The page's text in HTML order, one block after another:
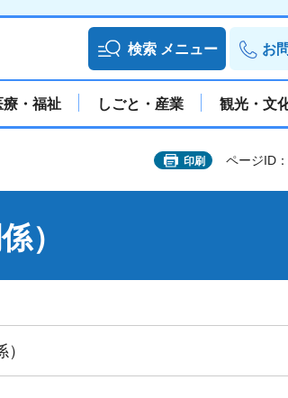
検索 メニュー お
療・福祉 しごと・産業 観光・文
印刷 ページID
）